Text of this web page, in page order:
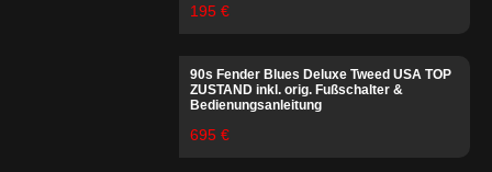
195 €
90s Fender Blues Deluxe Tweed USA TOP
ZUSTAND inkl. orig. Fußschalter &
Bedienungsanleitung
695 €